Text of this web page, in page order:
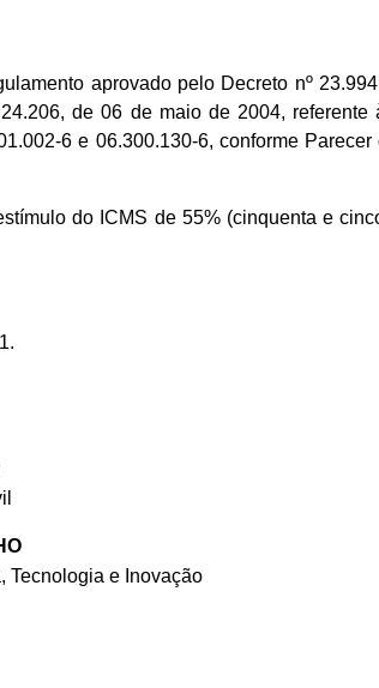
aprovado pelo Decreto nº
de 06 de maio de 2004, referente
6 e 06.300.130-6, conforme Parecer
do ICMS de 55% (cinquenta e
Tecnologia e Inovação